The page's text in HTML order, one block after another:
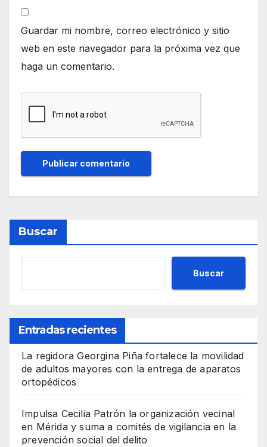
Guardar mi nombre, correo electrónico y sitio
web en este navegador para la próxima vez que
haga un comentario.
Buscar
Buscar
Entradas recientes
La regidora Georgina Piña fortalece la movilidad
de adultos mayores con la entrega de aparatos
ortopédicos
Impulsa Cecilia Patrón la organización vecinal
en Mérida y suma a comités de vigilancia en la
prevención social del delito